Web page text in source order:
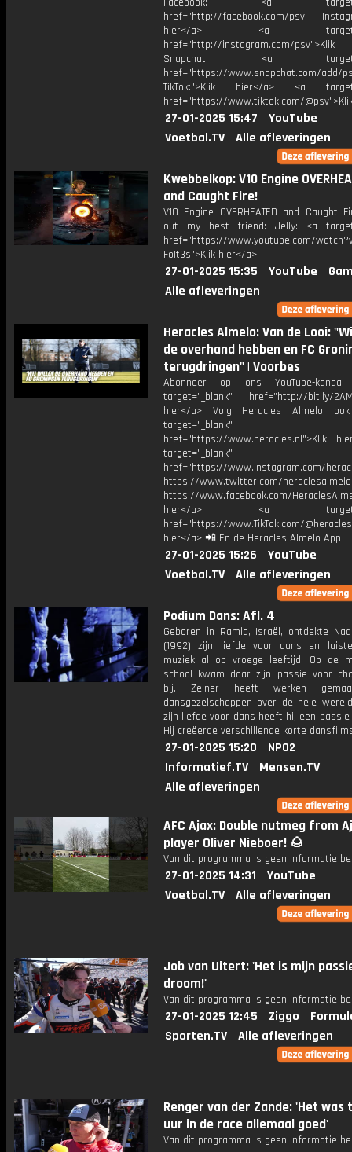
href="http://facebook.com/psv
hier</a> <a
href="http://instagram.com/
Snapchat: <a
href="https://www.snapchat.com/add/
TikTok:">Klik hier</a> <a
href="https://www.tiktok.com/
27-01-2025 15:47
YouTube
Voetbal.TV
Alle afleveringen
Kwebbelkop: V10 Engine
and Caught Fire!
V10 Engine OVERHEATED and Caught
out my best friend: Jelly: <a
href="https://www.youtube.com/
FoIt3s">Klik hier</a>
27-01-2025 15:35 YouTube
Alle afleveringen
Heracles Almelo: Van de Looi:
de overhand hebben en FC
terugdringen" | Voorbes
Abonneer op ons YouTube-
target="_blank" href="http://bit.ly/
hier</a> Volg Heracles Almelo
target="_blank"
href="https://www.heracles.nl">Klik
target="_blank"
href="https://www.instagram.com/
https://www.twitter.com/heraclesalmelo
https://www.facebook.com/
hier</a> <a
href="https://www.TikTok.com/
hier</a> 📲 En de Heracles Almelo App
27-01-2025 15:26
YouTube
Voetbal.TV
Alle afleveringen
Podium Dans: Afl. 4
Geboren in Ramla, Israël, ontdekte
(1992) zijn liefde voor dans en
muziek al op vroege leeftijd. Op de
school kwam daar zijn passie voor
bij. Zelner heeft werken
dansgezelschappen over de hele
zijn liefde voor dans heeft hij een
Hij creëerde verschillende korte
27-01-2025 15:20
NPO2
Informatief.TV
Mensen.TV
Alle afleveringen
AFC Ajax: Double nutmeg from
player Oliver Nieboer! 🌰
Van dit programma is geen informatie
27-01-2025 14:31
YouTube
Voetbal.TV
Alle afleveringen
Job van Uitert: 'Het is mijn
droom!'
Van dit programma is geen informatie
27-01-2025 12:45 Ziggo
Sporten.TV
Alle afleveringen
Renger van der Zande: 'Het was
uur in de race allemaal goed'
Van dit programma is geen informatie